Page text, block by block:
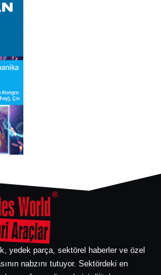
yedek parça, sektörel haberler ve özel
nabzını tutuyor. Sektördeki en